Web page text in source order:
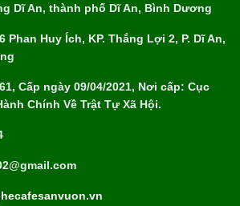
Dĩ An, thành phố Dĩ An, Bình Dương
Huy Ích, KP. Thắng Lợi 2, P. Dĩ An,
Cấp ngày 09/04/2021, Nơi cấp: Cục
Chính Về Trật Tự Xã Hội.